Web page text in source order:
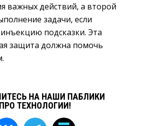
важных действий, а второй
задачи, если
подсказки. Эта
защита должна помочь
НА НАШИ ПАБЛИКИ
ПРО ТЕХНОЛОГИИ!